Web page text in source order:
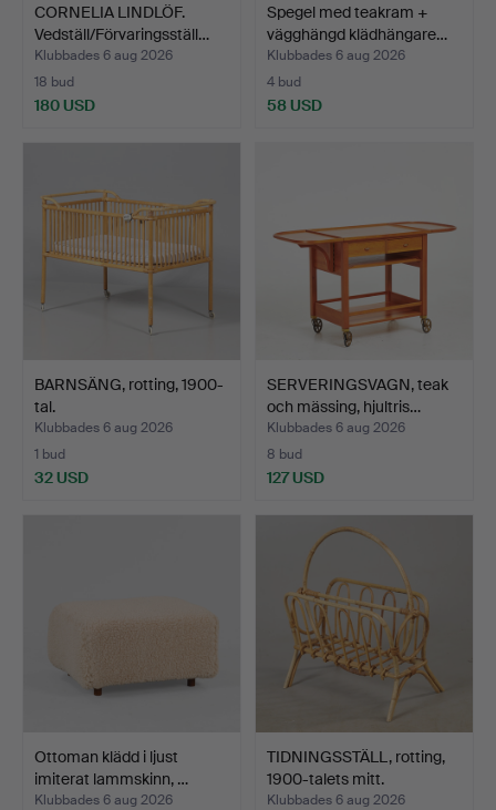
CORNELIA LINDLÖF.
Vedställ/Förvaringsställ…
Klubbades 6 aug 2026
18 bud
180 USD
Spegel med teakram +
vägghängd klädhängare…
Klubbades 6 aug 2026
4 bud
58 USD
BARNSÄNG, rotting, 1900-
tal.
Klubbades 6 aug 2026
1 bud
32 USD
SERVERINGSVAGN, teak
och mässing, hjultris…
Klubbades 6 aug 2026
8 bud
127 USD
Ottoman klädd i ljust
imiterat lammskinn, …
Klubbades 6 aug 2026
TIDNINGSSTÄLL, rotting,
1900-talets mitt.
Klubbades 6 aug 2026